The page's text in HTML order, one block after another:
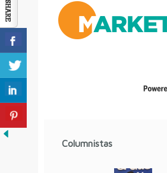
Columnistas